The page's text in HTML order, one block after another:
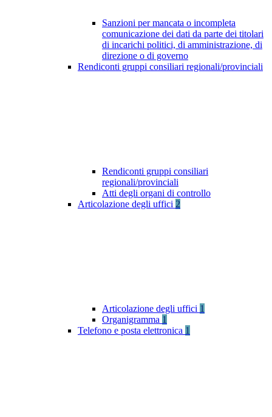
Sanzioni per mancata o incompleta
comunicazione dei dati da parte dei titolari
di incarichi politici, di amministrazione, di
direzione o di governo
Rendiconti gruppi consiliari regionali/provinciali
Rendiconti gruppi consiliari
regionali/provinciali
Atti degli organi di controllo
Articolazione degli uffici 2
Articolazione degli uffici 1
Organigramma 1
Telefono e posta elettronica 1